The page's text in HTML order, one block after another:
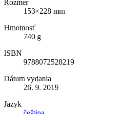
Rozmer
153×228 mm
Hmotnosť
740 g
ISBN
9788072528219
Dátum vydania
26. 9. 2019
Jazyk